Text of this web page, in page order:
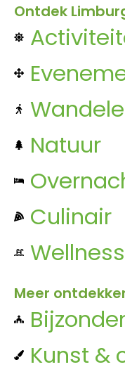
Ontdek
Natuur
Culinair
Wellness
Meer
Kunst &